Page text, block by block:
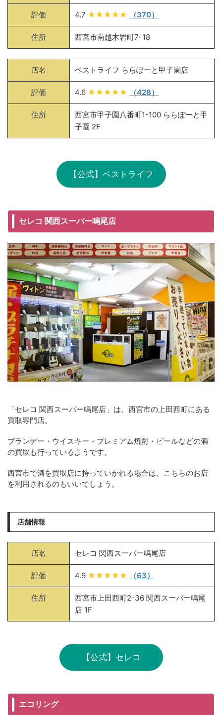
評価 4.7 ★★★★★ （370）
住所 西宮市南越木岩町7-18
店名 ベストライフ ららぽーと甲子園店
評価 4.6 ★★★★★ （428）
住所
西宮市甲子園八番町1-100 ららぽーと甲
子園 2F
【公式】ベストライフ
セレコ 関西スーパー鳴尾店
「セレコ 関西スーパー鳴尾店」は、西宮市の上田西町にある
買取専門店。
ブランデー・ウイスキー・プレミアム焼酎・ビールなどの酒
の買取も行っているようです。
西宮市で酒を買取店に持っていかれる場合は、こちらのお店
を利用されるのもいいでしょう。
店舗情報
店名 セレコ 関西スーパー鳴尾店
評価 4.9 ★★★★★ （63）
住所
西宮市上田西町2-36 関西スーパー鳴尾
店 1F
【公式】セレコ
エコリング